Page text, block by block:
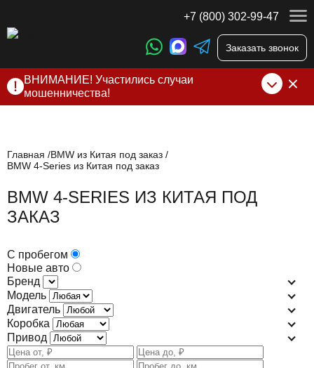
+7 (800) 302-99-47
Заказать звонок
ВНИМАНИЕ! Участились случаи
мошенничества!
нами по официальнымконтактам
и на сайте
Главная
BMW из Китая под заказ
BMW 4-Series из Китая под заказ
BMW 4-SERIES ИЗ КИТАЯ ПОД
ЗАКАЗ
С пробегом
Новые авто
Бренд
Модель
Двигатель
Коробка
Привод